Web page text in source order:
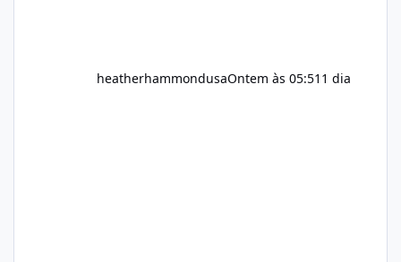
heatherhammondusaOntem às 05:51 1 dia